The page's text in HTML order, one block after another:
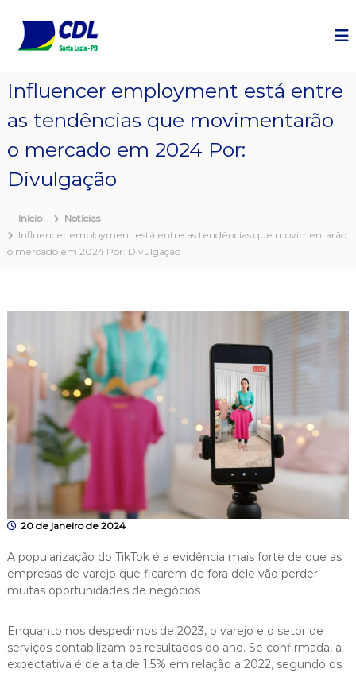
Influencer employment está entre
as tendências que movimentarão
o mercado em 2024 Por:
Divulgação
Início
Notícias
Influencer employment está entre as tendências que movimentarão
o mercado em 2024 Por: Divulgação
20 de janeiro de 2024
A popularização do TikTok é a evidência mais forte de que as
empresas de varejo que ficarem de fora dele vão perder
muitas oportunidades de negócios
Enquanto nos despedimos de 2023, o varejo e o setor de
serviços contabilizam os resultados do ano. Se confirmada, a
expectativa é de alta de 1,5% em relação a 2022, segundo os